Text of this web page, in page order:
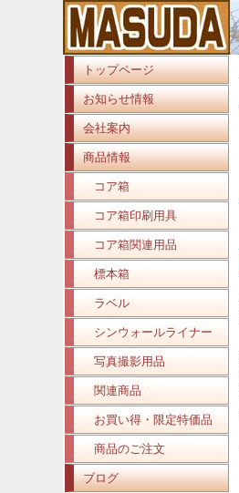
トップページ
お知らせ情報
会社案内
商品情報
コア箱
コア箱印刷用具
コア箱関連用品
標本箱
ラベル
シンウォールライナー
写真撮影用品
関連商品
お買い得・限定特価品
商品のご注文
ブログ